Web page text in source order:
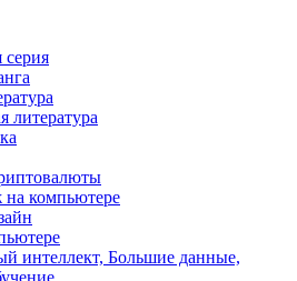
серия
литература
компьютере
интеллект, Большие данные,